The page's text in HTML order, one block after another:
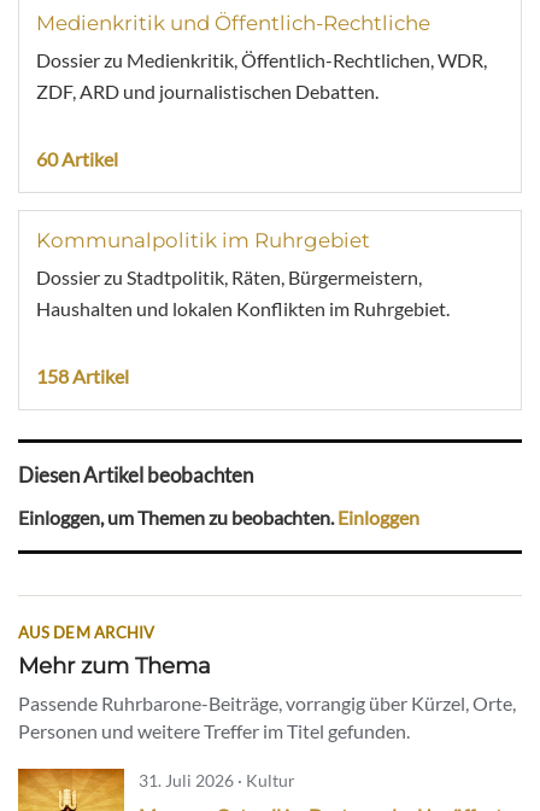
Medienkritik und Öffentlich-Rechtliche
Dossier zu Medienkritik, Öffentlich-Rechtlichen, WDR,
ZDF, ARD und journalistischen Debatten.
60 Artikel
Kommunalpolitik im Ruhrgebiet
Dossier zu Stadtpolitik, Räten, Bürgermeistern,
Haushalten und lokalen Konflikten im Ruhrgebiet.
158 Artikel
Diesen Artikel beobachten
Einloggen, um Themen zu beobachten.Einloggen
AUS DEM ARCHIV
Mehr zum Thema
Passende Ruhrbarone-Beiträge, vorrangig über Kürzel, Orte,
Personen und weitere Treffer im Titel gefunden.
31. Juli 2026 · Kultur